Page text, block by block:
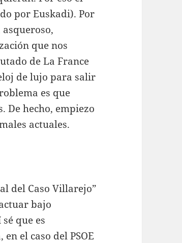
por Euskadi). Por
que nos
de La France
de lujo para salir
es que
De hecho, empiezo
actuales.
del Caso Villarejo”
bajo
que es
el caso del PSOE